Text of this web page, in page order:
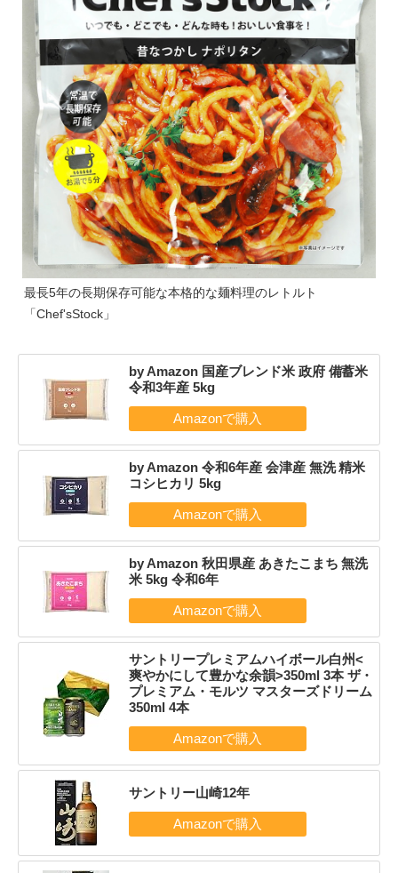
最長5年の長期保存可能な本格的な麺料理のレトルト
「Chef'sStock」
by Amazon 国産ブレンド米 政府 備蓄米
令和3年産 5kg
by Amazon 令和6年産 会津産 無洗 精米
コシヒカリ 5kg
by Amazon 秋田県産 あきたこまち 無洗
米 5kg 令和6年
サントリープレミアムハイボール白州<
爽やかにして豊かな余韻>350ml 3本 ザ・
プレミアム・モルツ マスターズドリーム
350ml 4本
サントリー山崎12年